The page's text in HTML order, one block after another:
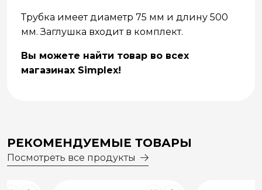
Трубка имеет диаметр 75 мм и длину 500
мм. Заглушкa входит в комплект.
Вы можете найти товар во всех
магазинах Simplex!
РЕКОМЕНДУЕМЫЕ ТОВАРЫ
Посмотреть все продукты